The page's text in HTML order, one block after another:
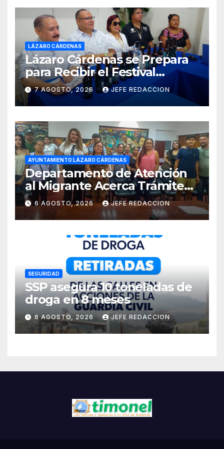
LÁZARO CÁRDENAS
Lázaro Cárdenas se Prepara
para Recibir el Festival
Internacional de la Cerveza
Costa de Michoacán 2026
7 AGOSTO, 2026 JEFE REDACCION
AYUNTAMIENTO LÁZARO CÁRDENAS
Departamento de Atención
al Migrante Acerca Trámite
de Pasaportes
Estadounidenses a
Residentes de Lázaro
Cárdenas
6 AGOSTO, 2026 JEFE REDACCION
SEGURIDAD
SSP asegura 10 toneladas de
droga en 8 meses
6 AGOSTO, 2026 JEFE REDACCION